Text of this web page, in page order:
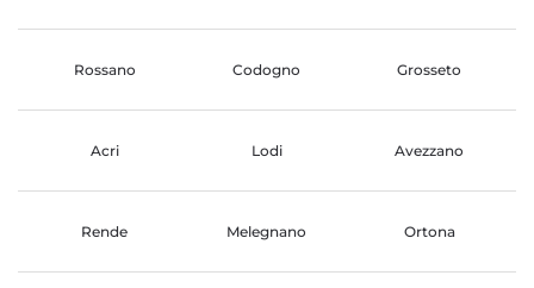
Rossano Codogno Grosseto
Acri Lodi Avezzano
Rende Melegnano Ortona